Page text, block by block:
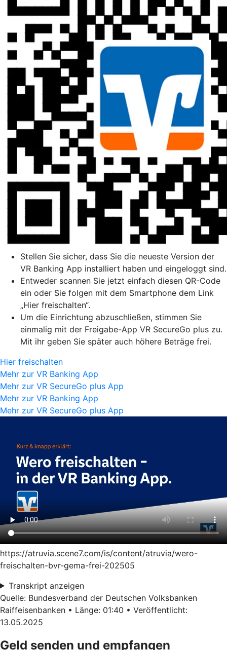
Stellen Sie sicher, dass Sie die neueste Version der
VR Banking App installiert haben und eingeloggt sind.
Entweder scannen Sie jetzt einfach diesen QR-Code
ein oder Sie folgen mit dem Smartphone dem Link
„Hier freischalten“.
Um die Einrichtung abzuschließen, stimmen Sie
einmalig mit der Freigabe-App VR SecureGo plus zu.
Mit ihr geben Sie später auch höhere Beträge frei.
Hier freischalten
Mehr zur VR Banking App
Mehr zur VR SecureGo plus App
Mehr zur VR Banking App
Mehr zur VR SecureGo plus App
https://atruvia.scene7.com/is/content/atruvia/wero-
freischalten-bvr-gema-frei-202505
Transkript anzeigen
Quelle: Bundesverband der Deutschen Volksbanken
Raiffeisenbanken • Länge: 01:40 • Veröffentlicht:
13.05.2025
Geld senden und empfangen